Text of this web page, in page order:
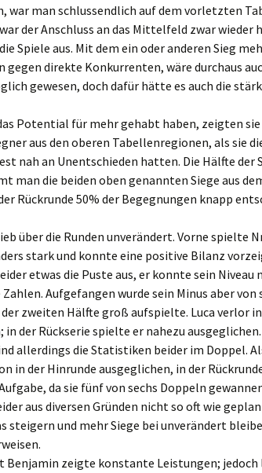
war man schlussendlich auf dem vorletzten
war der Anschluss an das Mittelfeld zwar
Spiele aus. Mit dem ein oder anderen Sieg
gegen direkte Konkurrenten, wäre durchaus
gewesen, doch dafür hätte es auch die
Potential für mehr gehabt haben, zeigten
aus den oberen Tabellenregionen, als sie
nah an Unentschieden hatten. Die Hälfte der
man die beiden oben genannten Siege aus
Rückrunde 50% der Begegnungen knapp
über die Runden unverändert. Vorne spielte
stark und konnte eine positive Bilanz
etwas die Puste aus, er konnte sein Niveau
Aufgefangen wurde sein Minus aber von
der zweiten Hälfte groß aufspielte. Luca verlor
in der Rückserie spielte er nahezu
allerdings die Statistiken beider im Doppel.
in der Hinrunde ausgeglichen, in der
da sie fünf von sechs Doppeln
aus diversen Gründen nicht so oft wie
steigern und mehr Siege bei unverändert
Benjamin zeigte konstante Leistungen;